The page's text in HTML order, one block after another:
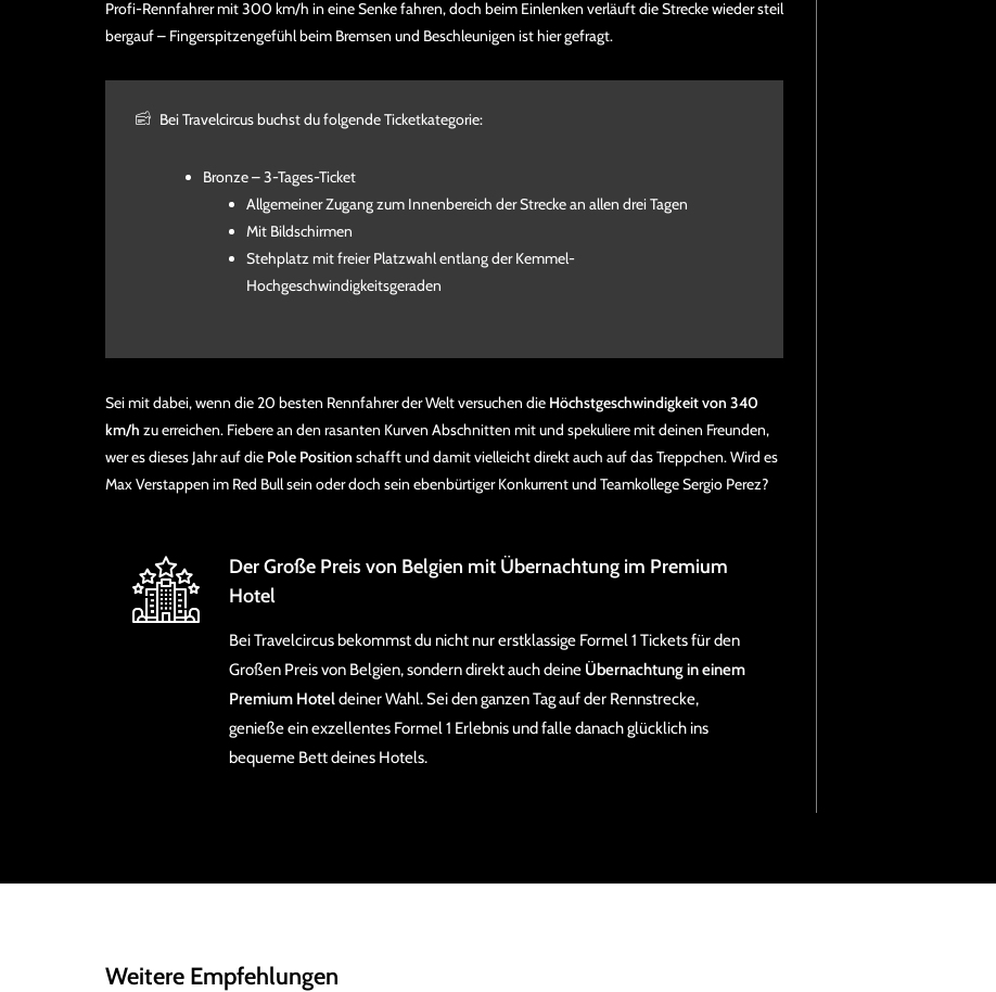
Profi-Rennfahrer mit 300 km/h in eine Senke fahren, doch beim Einlenken verläuft die Strecke wieder steil
bergauf – Fingerspitzengefühl beim Bremsen und Beschleunigen ist hier gefragt.
Bei Travelcircus buchst du folgende Ticketkategorie:
Bronze – 3-Tages-Ticket
Allgemeiner Zugang zum Innenbereich der Strecke an allen drei Tagen
Mit Bildschirmen
Stehplatz mit freier Platzwahl entlang der Kemmel-
Hochgeschwindigkeitsgeraden
Sei mit dabei, wenn die 20 besten Rennfahrer der Welt versuchen die Höchstgeschwindigkeit von 340
km/h zu erreichen. Fiebere an den rasanten Kurven Abschnitten mit und spekuliere mit deinen Freunden,
wer es dieses Jahr auf die Pole Position schafft und damit vielleicht direkt auch auf das Treppchen. Wird es
Max Verstappen im Red Bull sein oder doch sein ebenbürtiger Konkurrent und Teamkollege Sergio Perez?
Der Große Preis von Belgien mit Übernachtung im Premium
Hotel
Bei Travelcircus bekommst du nicht nur erstklassige Formel 1 Tickets für den
Großen Preis von Belgien, sondern direkt auch deine Übernachtung in einem
Premium Hoteldeiner Wahl. Sei den ganzen Tag auf der Rennstrecke,
genieße ein exzellentes Formel 1 Erlebnis und falle danach glücklich ins
bequeme Bett deines Hotels.
Weitere Empfehlungen